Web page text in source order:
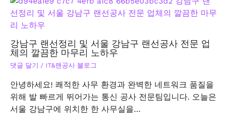
강남구 랜선정리 및 서울 강남구 랜선공사 전문 업
체의 깔끔한 마무리 노하우
댓글 달기 / IT&랜공사 블로그
안녕하세요! 쾌적한 사무 환경과 완벽한 네트워크 품질을
위해 발 빠르게 뛰어가는 통신 공사 전문팀입니다. 오늘은
서울 강남구에 위치한 한 사무실을…